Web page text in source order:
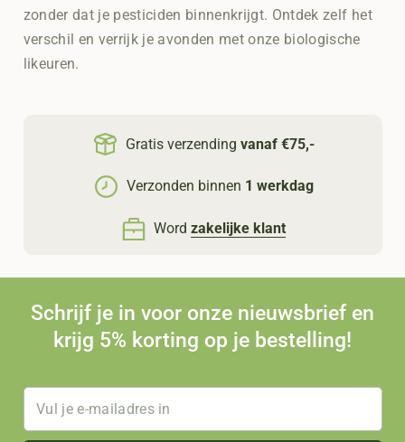
zonder dat je pesticiden binnenkrijgt. Ontdek zelf het
verschil en verrijk je avonden met onze biologische
likeuren.
Gratis verzendingvanaf €75,-
Verzonden binnen 1 werkdag
Word zakelijke klant
Schrijf je in voor onze nieuwsbrief en
krijg 5% korting op je bestelling!